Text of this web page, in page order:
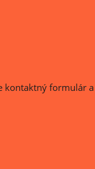
kontaktný formulár